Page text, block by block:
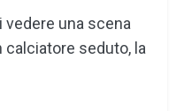
una scena
seduto, la